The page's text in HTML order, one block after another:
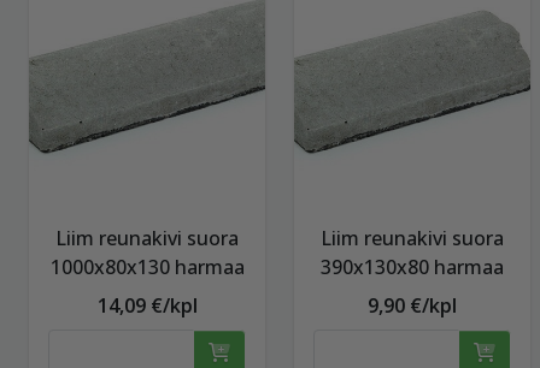
Liim reunakivi suora
1000x80x130 harmaa
14,09 €/kpl
Liim reunakivi suora
390x130x80 harmaa
9,90 €/kpl